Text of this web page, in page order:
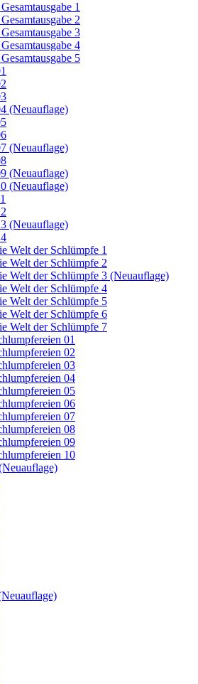
1
2
3
4
5
(Neuauflage)
(Neuauflage)
(Neuauflage)
(Neuauflage)
(Neuauflage)
Welt der Schlümpfe 1
Welt der Schlümpfe 2
Welt der Schlümpfe 3 (Neuauflage)
Welt der Schlümpfe 4
Welt der Schlümpfe 5
Welt der Schlümpfe 6
Welt der Schlümpfe 7
01
02
03
04
05
06
07
08
09
10